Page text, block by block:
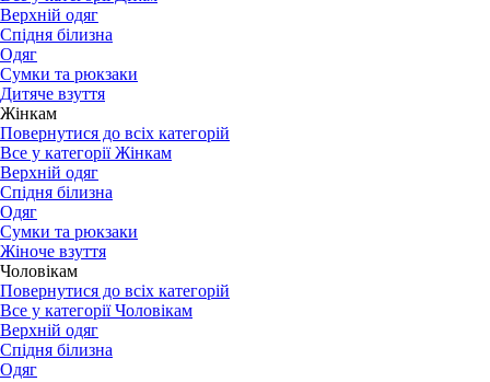
Верхній одяг
Спідня білизна
Одяг
Сумки та рюкзаки
Дитяче взуття
Жінкам
Повернутися до всіх категорій
Все у категорії Жінкам
Верхній одяг
Спідня білизна
Одяг
Сумки та рюкзаки
Жіноче взуття
Чоловікам
Повернутися до всіх категорій
Все у категорії Чоловікам
Верхній одяг
Спідня білизна
Одяг